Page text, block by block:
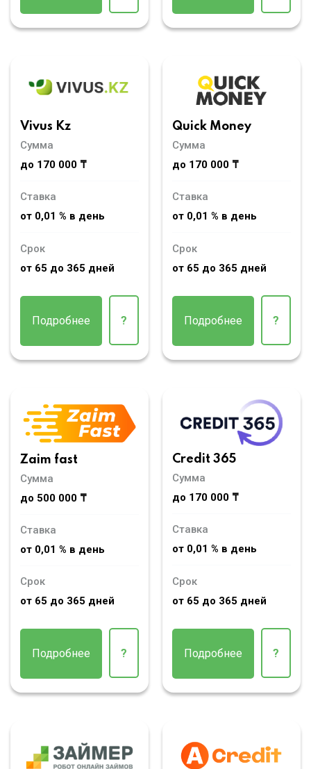
Vivus Kz
Сумма
до 170 000 ₸
Ставка
от 0,01 % в день
Срок
от 65 до 365 дней
Подробнее ?
Quick Money
Сумма
до 170 000 ₸
Ставка
от 0,01 % в день
Срок
от 65 до 365 дней
Подробнее ?
Zaim fast
Сумма
до 500 000 ₸
Ставка
от 0,01 % в день
Срок
от 65 до 365 дней
Подробнее ?
Credit 365
Сумма
до 170 000 ₸
Ставка
от 0,01 % в день
Срок
от 65 до 365 дней
Подробнее ?